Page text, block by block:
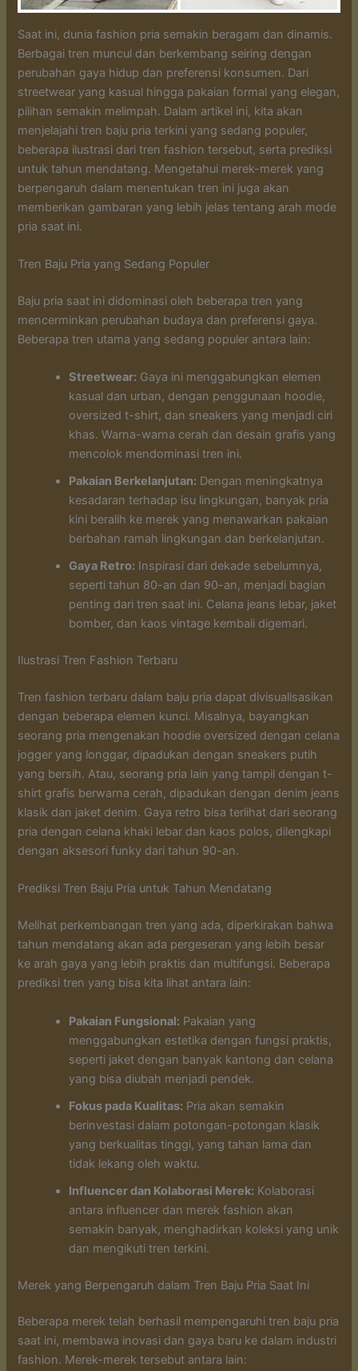
Saat ini, dunia fashion pria semakin beragam dan dinamis.
Berbagai tren muncul dan berkembang seiring dengan
perubahan gaya hidup dan preferensi konsumen. Dari
streetwear yang kasual hingga pakaian formal yang elegan,
pilihan semakin melimpah. Dalam artikel ini, kita akan
menjelajahi tren baju pria terkini yang sedang populer,
beberapa ilustrasi dari tren fashion tersebut, serta prediksi
untuk tahun mendatang. Mengetahui merek-merek yang
berpengaruh dalam menentukan tren ini juga akan
memberikan gambaran yang lebih jelas tentang arah mode
pria saat ini.
Tren Baju Pria yang Sedang Populer
Baju pria saat ini didominasi oleh beberapa tren yang
mencerminkan perubahan budaya dan preferensi gaya.
Beberapa tren utama yang sedang populer antara lain:
Streetwear: Gaya ini menggabungkan elemen
kasual dan urban, dengan penggunaan hoodie,
oversized t-shirt, dan sneakers yang menjadi ciri
khas. Warna-warna cerah dan desain grafis yang
mencolok mendominasi tren ini.
Pakaian Berkelanjutan: Dengan meningkatnya
kesadaran terhadap isu lingkungan, banyak pria
kini beralih ke merek yang menawarkan pakaian
berbahan ramah lingkungan dan berkelanjutan.
Gaya Retro: Inspirasi dari dekade sebelumnya,
seperti tahun 80-an dan 90-an, menjadi bagian
penting dari tren saat ini. Celana jeans lebar, jaket
bomber, dan kaos vintage kembali digemari.
Ilustrasi Tren Fashion Terbaru
Tren fashion terbaru dalam baju pria dapat divisualisasikan
dengan beberapa elemen kunci. Misalnya, bayangkan
seorang pria mengenakan hoodie oversized dengan celana
jogger yang longgar, dipadukan dengan sneakers putih
yang bersih. Atau, seorang pria lain yang tampil dengan t-
shirt grafis berwarna cerah, dipadukan dengan denim jeans
klasik dan jaket denim. Gaya retro bisa terlihat dari seorang
pria dengan celana khaki lebar dan kaos polos, dilengkapi
dengan aksesori funky dari tahun 90-an.
Prediksi Tren Baju Pria untuk Tahun Mendatang
Melihat perkembangan tren yang ada, diperkirakan bahwa
tahun mendatang akan ada pergeseran yang lebih besar
ke arah gaya yang lebih praktis dan multifungsi. Beberapa
prediksi tren yang bisa kita lihat antara lain:
Pakaian Fungsional: Pakaian yang
menggabungkan estetika dengan fungsi praktis,
seperti jaket dengan banyak kantong dan celana
yang bisa diubah menjadi pendek.
Fokus pada Kualitas: Pria akan semakin
berinvestasi dalam potongan-potongan klasik
yang berkualitas tinggi, yang tahan lama dan
tidak lekang oleh waktu.
Influencer dan Kolaborasi Merek: Kolaborasi
antara influencer dan merek fashion akan
semakin banyak, menghadirkan koleksi yang unik
dan mengikuti tren terkini.
Merek yang Berpengaruh dalam Tren Baju Pria Saat Ini
Beberapa merek telah berhasil mempengaruhi tren baju pria
saat ini, membawa inovasi dan gaya baru ke dalam industri
fashion. Merek-merek tersebut antara lain: